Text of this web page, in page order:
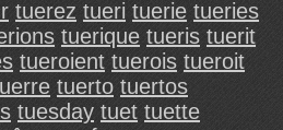
tuerez tueri tuerie tueries
tuerique tueris tuerit
tueroient tuerois tueroit
tuerto tuertos
tuesday tuet tuette